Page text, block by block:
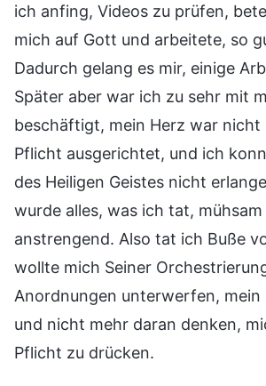
ich anfing, Videos zu prüfen,
mich auf Gott und arbeitete, so
Dadurch gelang es mir, einige
Später aber war ich zu sehr mit
beschäftigt, mein Herz war nicht
Pflicht ausgerichtet, und ich
des Heiligen Geistes nicht
wurde alles, was ich tat, mühsam
anstrengend. Also tat ich Buße
wollte mich Seiner
Anordnungen unterwerfen, mein
und nicht mehr daran denken,
Pflicht zu drücken.